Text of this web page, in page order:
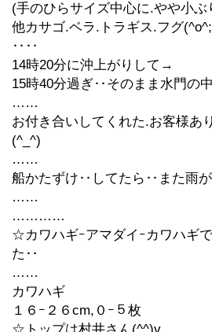
(手のひらサイズ中心に.やや小ぶ
他カサゴ.ベラ.トラギス.フグ
‥‥
14時20分に沖上がりして→
15時40分過ぎ‥そのまま水門の
……
お付き合いしてくれた.お客様あ
(^_^)
……
船かたずけ‥してたら‥また雨
……
…………
☆カワハギｰアマダイｰカワハギ
た‥
……
カワハギ
１６ｰ２６cm,０ｰ５枚
☆トップは村井さん(^^)v